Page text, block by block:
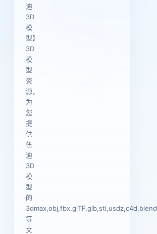
迪
3D
模
型】
3D
模
型
资
源，
为
您
提
供
伍
迪
3D
模
型
的
3dmax,obj,fbx,glTF,glb,stl,usdz,c4d,blend
等
文